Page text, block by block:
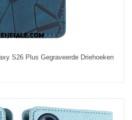
S26 Plus Gegraveerde Driehoeken